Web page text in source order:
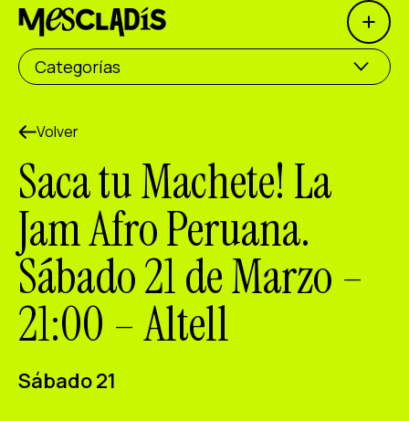
Open
Productora social
Productora de experiencias
Productora de empleo
Productora de conocimiento
Productora cultural
Agenda
Nuestros talleres
Blog
Contacto
Categorías
Volver
Saca tu Machete! La
Jam Afro Peruana.
Sábado 21 de Marzo –
21:00 – Altell
Sábado 21